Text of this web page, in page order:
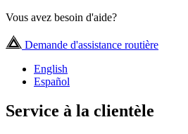
Vous avez besoin d'aide?
Demande d'assistance routière
English
Español
Service à la clientèle